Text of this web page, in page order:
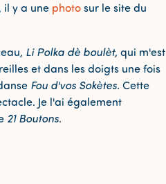
il y a une photo sur le site du
, Li Polka dè boulèt, qui m'est
et dans les doigts une fois
Fou d'vos Sokètes. Cette
Je l'ai également
21 Boutons.